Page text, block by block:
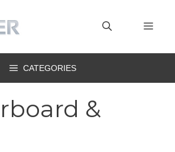
CATEGORIES
&